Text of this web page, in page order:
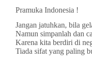
Pramuka Indonesia !
Jangan jatuhkan, bila
Namun simpanlah dan
Karena kita berdiri di
Tiada sifat yang paling